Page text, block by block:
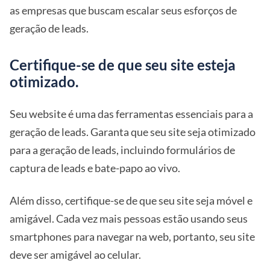
as empresas que buscam escalar seus esforços de
geração de leads.
Certifique-se de que seu site esteja
otimizado.
Seu website é uma das ferramentas essenciais para a
geração de leads. Garanta que seu site seja otimizado
para a geração de leads, incluindo formulários de
captura de leads e bate-papo ao vivo.
Além disso, certifique-se de que seu site seja móvel e
amigável. Cada vez mais pessoas estão usando seus
smartphones para navegar na web, portanto, seu site
deve ser amigável ao celular.